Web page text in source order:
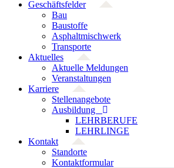
Geschäftsfelder
Bau
Baustoffe
Asphaltmischwerk
Transporte
Aktuelles
Aktuelle Meldungen
Veranstaltungen
Karriere
Stellenangebote
Ausbildung
LEHRBERUFE
LEHRLINGE
Kontakt
Standorte
Kontaktformular